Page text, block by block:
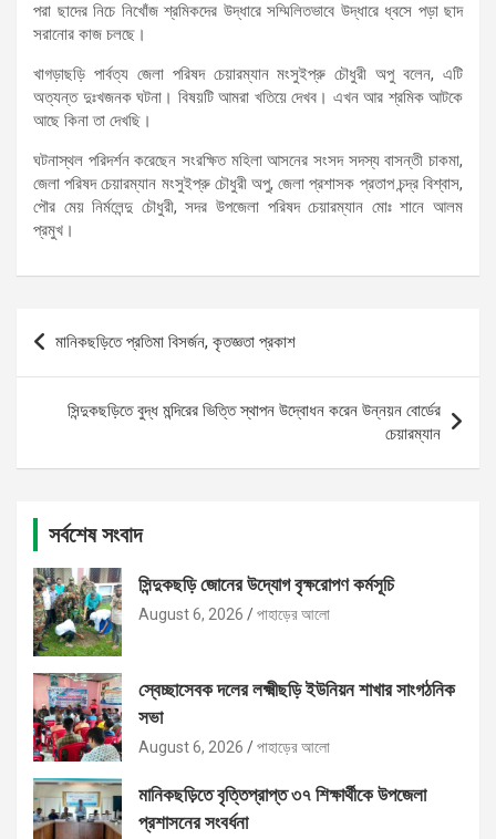
পরা ছাদের নিচে নিখোঁজ শ্রমিকদের উদ্ধারে সম্মিলিতভাবে উদ্ধারে ধ্বসে পড়া ছাদ
সরানোর কাজ চলছে।
খাগড়াছড়ি পার্বত্য জেলা পরিষদ চেয়ারম্যান মংসুইপ্রু চৌধুরী অপু বলেন, এটি
অত্যন্ত দুঃখজনক ঘটনা। বিষয়টি আমরা খতিয়ে দেখব। এখন আর শ্রমিক আটকে
আছে কিনা তা দেখছি।
ঘটনাস্থল পরিদর্শন করেছেন সংরক্ষিত মহিলা আসনের সংসদ সদস্য বাসন্তী চাকমা,
জেলা পরিষদ চেয়ারম্যান মংসুইপ্রু চৌধুরী অপু, জেলা প্রশাসক প্রতাপ চন্দ্র বিশ্বাস,
পৌর মেয় নির্মলেন্দু চৌধুরী, সদর উপজেলা পরিষদ চেয়ারম্যান মোঃ শানে আলম
প্রমুখ।
Post
navigation
মানিকছড়িতে প্রতিমা বিসর্জন, কৃতজ্ঞতা প্রকাশ
সিন্দুকছড়িতে বুদ্ধ মন্দিরের ভিত্তি স্থাপন উদ্বোধন করেন উন্নয়ন বোর্ডের
চেয়ারম্যান
সর্বশেষ সংবাদ
সিন্দুকছড়ি জোনের উদ্যোগ বৃক্ষরোপণ কর্মসূচি
August 6, 2026 পাহাড়ের আলো
স্বেচ্ছাসেবক দলের লক্ষ্মীছড়ি ইউনিয়ন শাখার সাংগঠনিক
সভা
August 6, 2026 পাহাড়ের আলো
মানিকছড়িতে বৃত্তিপ্রাপ্ত ৩৭ শিক্ষার্থীকে উপজেলা
প্রশাসনের সংবর্ধনা